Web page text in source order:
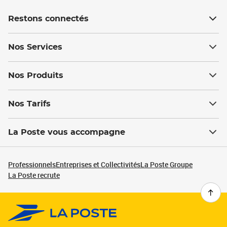
Restons connectés
Nos Services
Nos Produits
Nos Tarifs
La Poste vous accompagne
ProfessionnelsEntreprises et CollectivitésLa Poste Groupe
La Poste recrute